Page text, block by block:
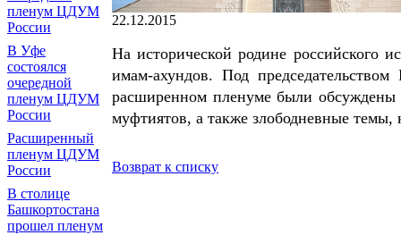
пленум ЦДУМ
России
В Уфе
состоялся
очередной
пленум ЦДУМ
России
Расширенный
пленум ЦДУМ
России
В столице
Башкортостана
прошел пленум
22.12.2015
На исторической родине российского
имам-ахундов. Под
расширенном пленуме были обсуждены
муфтиятов, а также злободневные
Возврат к списку